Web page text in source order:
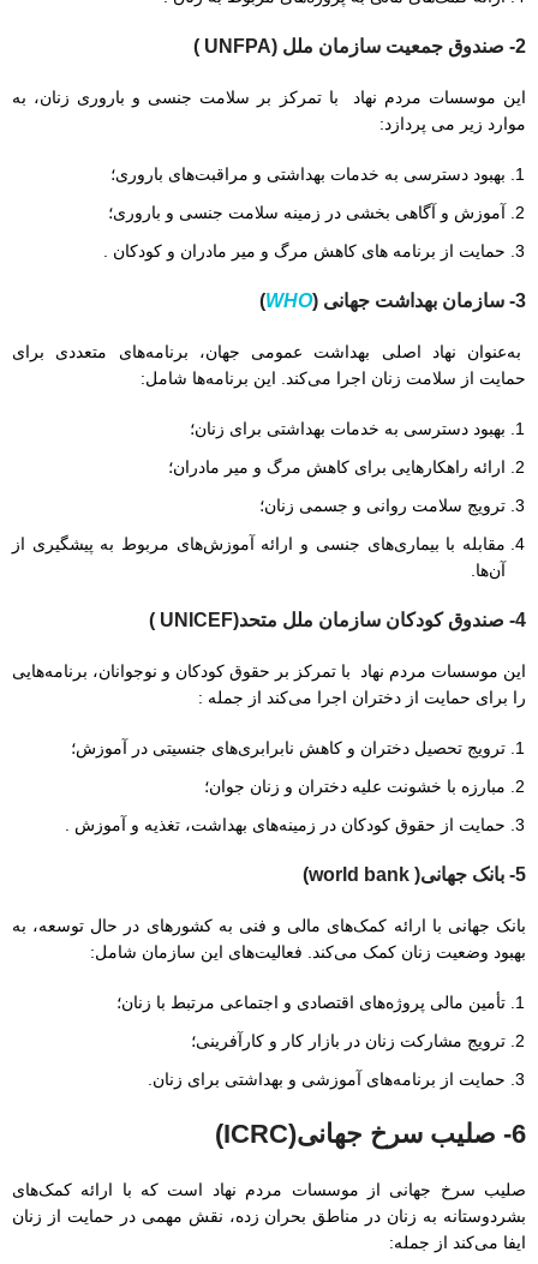
2- صندوق جمعیت سازمان ملل ( UNFPA )
این موسسات مردم نهاد با تمرکز بر سلامت جنسی و باروری زنان، به
موارد زیر می پردازد:
بهبود دسترسی به خدمات بهداشتی و مراقبت‌های باروری؛
آموزش و آگاهی بخشی در زمینه سلامت جنسی و باروری؛
حمایت از برنامه های کاهش مرگ و میر مادران و کودکان .
3- سازمان بهداشت جهانی ( WHO
)
به‌عنوان نهاد اصلی بهداشت عمومی جهان، برنامه‌های متعددی برای
حمایت از سلامت زنان اجرا می‌‌کند. این برنامه‌ها شامل:
بهبود دسترسی به خدمات بهداشتی برای زنان؛
ارائه راهکارهایی برای کاهش مرگ و میر مادران؛
ترویج سلامت روانی و جسمی زنان؛
مقابله با بیماری‌های جنسی و ارائه آموزش‌های مربوط به پیشگیری از
آن‌ها.
4- صندوق کودکان سازمان ملل متحد( UNICEF )
این موسسات مردم نهاد با تمرکز بر حقوق کودکان و نوجوانان، برنامه‌هایی
را برای حمایت از دختران اجرا می‌کند از جمله :
ترویج تحصیل دختران و کاهش نابرابری‌های جنسیتی در آموزش؛
مبارزه با خشونت علیه دختران و زنان جوان؛
حمایت از حقوق کودکان در زمینه‌های بهداشت، تغذیه و آموزش .
5- بانک جهانی( world bank)
بانک جهانی با ارائه کمک‌های مالی و فنی به کشورهای در حال توسعه، به
بهبود وضعیت زنان کمک می‌کند. فعالیت‌های این سازمان شامل:
تأمین مالی پروژه‌های اقتصادی و اجتماعی مرتبط با زنان؛
ترویج مشارکت زنان در بازار کار و کارآفرینی؛
حمایت از برنامه‌های آموزشی و بهداشتی برای زنان.
6- صلیب سرخ جهانی(ICRC)
صلیب سرخ جهانی از موسسات مردم نهاد است که با ارائه کمک‌های
بشردوستانه به زنان در مناطق بحران زده، نقش مهمی در حمایت از زنان
ایفا می‌کند از جمله: